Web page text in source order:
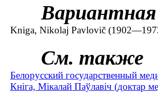
Kniga, Nikolaj Pavlovič
См. также
Белорусский государственный
Кніга, Мікалай Паўлавіч (доктар